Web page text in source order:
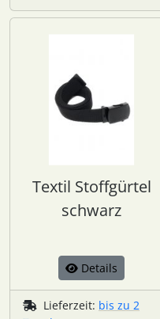
Textil Stoffgürtel
schwarz
Details
Lieferzeit: bis zu 2